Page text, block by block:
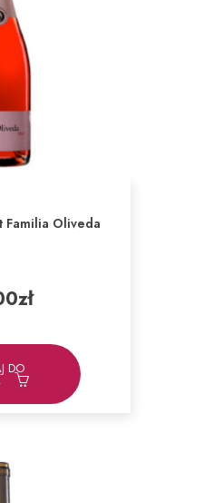
Familia Oliveda
zł
DO